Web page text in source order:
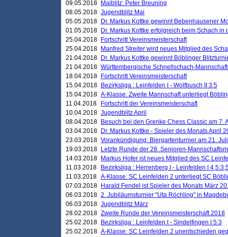
09.05.2018
Maiblitz: Peter Breuning
08.05.2018 Jugendblitz Mai
05.05.2018
Dr. Markus Kottke gewinnt Bebenhausener
01.05.2018
Dr. Markus Kottke erfolgreich beim Schach
25.04.2018
Fortschritt Vereinsmeisterschaft
25.04.2018
Manfred Streiter wird neues Mitglied des
21.04.2018
Dr. Markus Kottke gewinnt Böblinger
21.04.2018 Württembergische Schnellschach-
18.04.2018
Fortschritt Vereinsmeisterschaft
15.04.2018
Bezirksliga : Leinfelden I - Wolfbusch II 3:5
15.04.2018 A-Klasse: Zweite Mannschaft unterliegt
11.04.2018
Fortschritt der Vereinsmeisterschaft
10.04.2018 Jugendblitz April
08.04.2018
Besuch bei den Grenke Chess Classic am 7.
03.04.2018
Dr. Markus Kottke - Spieler des Monats April
23.03.2018 Vorankündigung: Biergartenturnier am 21.
19.03.2018
Letzte Runde der 28. Senioren-
14.03.2018
Markus Hofer ist neues Mitglied des SC
11.03.2018
Bezirksliga : Herrenberg I - Leinfelden I
11.03.2018 A-Klasse: SC Leinfelden 2 unterliegt SC
07.03.2018
Harald Fendel ist Spieler des Monats März
06.03.2018 2. Jubiläumsturnier "Uta Röchling" in
06.03.2018 Jugendblitz März
28.02.2018 Zweite Runde der Vereinsmeisterschaft 2018
25.02.2018
Bezirksliga : Leinfelden I - Sindelfingen I 5:3
25.02.2018 A-Klasse: SC Leinfelden 2 unentschieden